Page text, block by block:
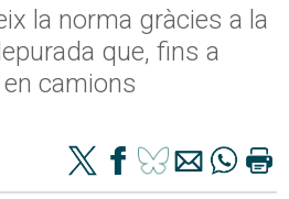
la norma gràcies a la
que, fins a
camions